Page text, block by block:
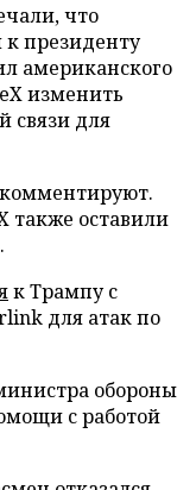
что
президенту
американского
изменить
связи для
также оставили
к Трампу с
для атак по
обороны
с работой